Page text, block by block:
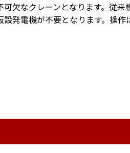
欠なクレーンとなります。従
発電機が不要となります。操作